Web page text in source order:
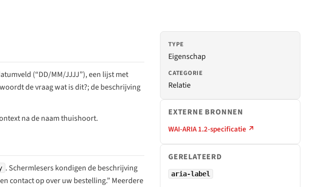
(“DD/MM/JJJJ”), een lijst met
de vraagwat is dit?; de beschrijving
na de naam thuishoort.
. Schermlesers kondigen de beschrijving
contact op over uw bestelling.” Meerdere
TYPE
Eigenschap
CATEGORIE
Relatie
EXTERNE BRONNEN
WAI-ARIA 1.2-specificatie ↗
GERELATEERD
aria-label